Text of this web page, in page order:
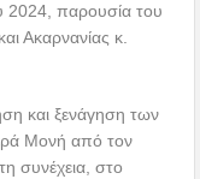
2024, παρουσία του
Ακαρνανίας κ.
και ξενάγηση των
Μονή από τον
συνέχεια, στο